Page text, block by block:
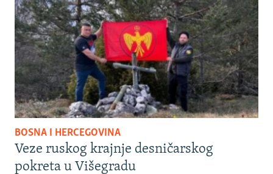
BOSNA I HERCEGOVINA
Veze ruskog krajnje desničarskog
pokreta u Višegradu